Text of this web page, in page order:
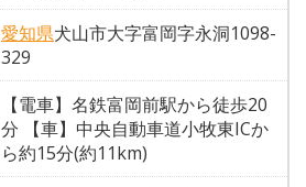
愛知県犬山市大字富岡字永洞1098-
329
【電車】名鉄富岡前駅から徒歩20
分 【車】中央自動車道小牧東ICか
ら約15分(約11km)